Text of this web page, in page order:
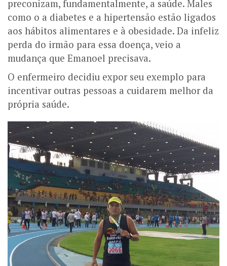
preconizam, fundamentalmente, a saúde. Males
como o a diabetes e a hipertensão estão ligados
aos hábitos alimentares e à obesidade. Da infeliz
perda do irmão para essa doença, veio a
mudança que Emanoel precisava.
O enfermeiro decidiu expor seu exemplo para
incentivar outras pessoas a cuidarem melhor da
própria saúde.